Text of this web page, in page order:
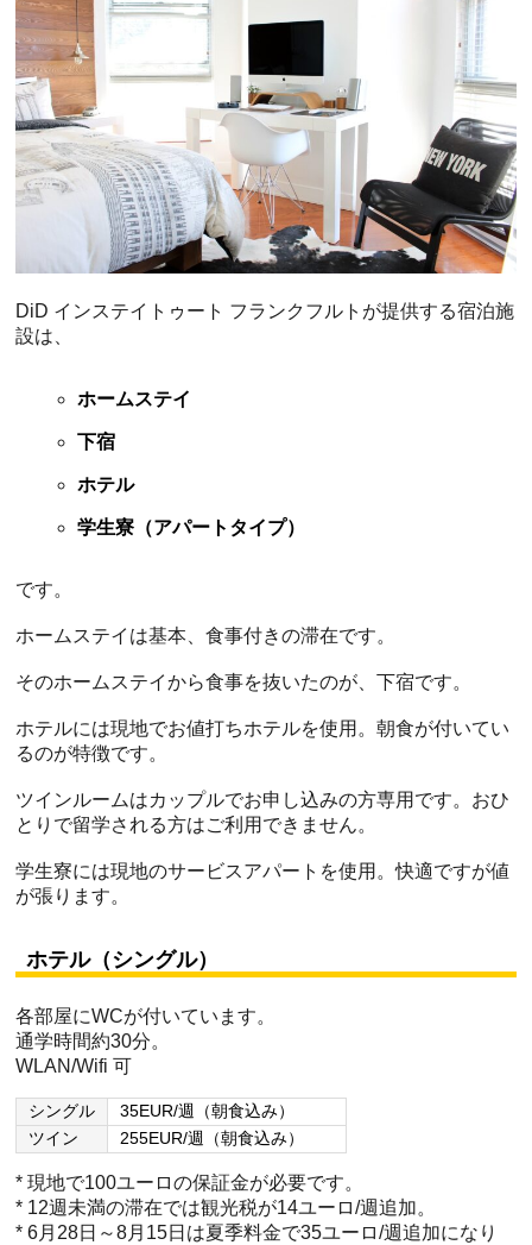
DiD インステイトゥート フランクフルトが提供する宿泊施
設は、
ホームステイ
下宿
ホテル
学生寮（アパートタイプ）
です。
ホームステイは基本、食事付きの滞在です。
そのホームステイから食事を抜いたのが、下宿です。
ホテルには現地でお値打ちホテルを使用。朝食が付いてい
るのが特徴です。
ツインルームはカップルでお申し込みの方専用です。おひ
とりで留学される方はご利用できません。
学生寮には現地のサービスアパートを使用。快適ですが値
が張ります。
ホテル（シングル）
各部屋にWCが付いています。
通学時間約30分。
WLAN/Wifi 可
シングル
35EUR/週（朝食込み）
ツイン
255EUR/週（朝食込み）
* 現地で100ユーロの保証金が必要です。
* 12週未満の滞在では観光税が14ユーロ/週追加。
* 6月28日～8月15日は夏季料金で35ユーロ/週追加になり